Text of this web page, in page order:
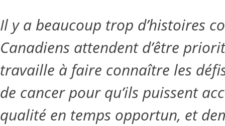
Il y a beaucoup trop d’histoires
Canadiens attendent d’être
travaille à faire connaître les
de cancer pour qu’ils puissent
qualité en temps opportun, et